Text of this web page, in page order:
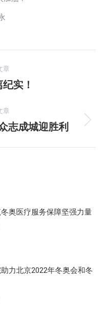
章
实！
章
志成城迎胜利
奥医疗服务保障坚强力量
力北京2022年冬奥会和冬